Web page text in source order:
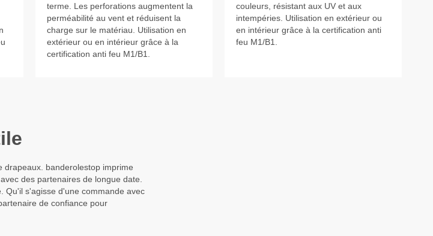
terme. Les perforations augmentent la
perméabilité au vent et réduisent la
charge sur le matériau. Utilisation en
extérieur ou en intérieur grâce à la
certification anti feu M1/B1.
couleurs, résistant aux UV et aux
intempéries. Utilisation en extérieur ou
en intérieur grâce à la certification anti
feu M1/B1.
drapeaux. banderolestop imprime
des partenaires de longue date.
Qu'il s'agisse d'une commande avec
de confiance pour